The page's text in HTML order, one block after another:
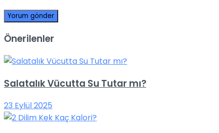
Önerilenler
Salatalık Vücutta Su Tutar mı?
23 Eylül 2025